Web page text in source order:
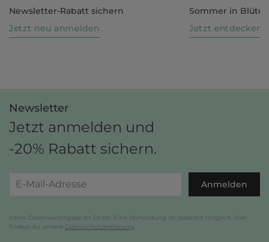
Newsletter-Rabatt sichern
Jetzt neu anmelden
Sommer in Blüte
Jetzt entdecken
Newsletter
Jetzt anmelden und
-20% Rabatt sichern.
Anmelden
Keine Datenweitergabe an Dritte. Eine Abmeldung ist jederzeit möglich. Hier
findest du unsere Datenschutzerklärung